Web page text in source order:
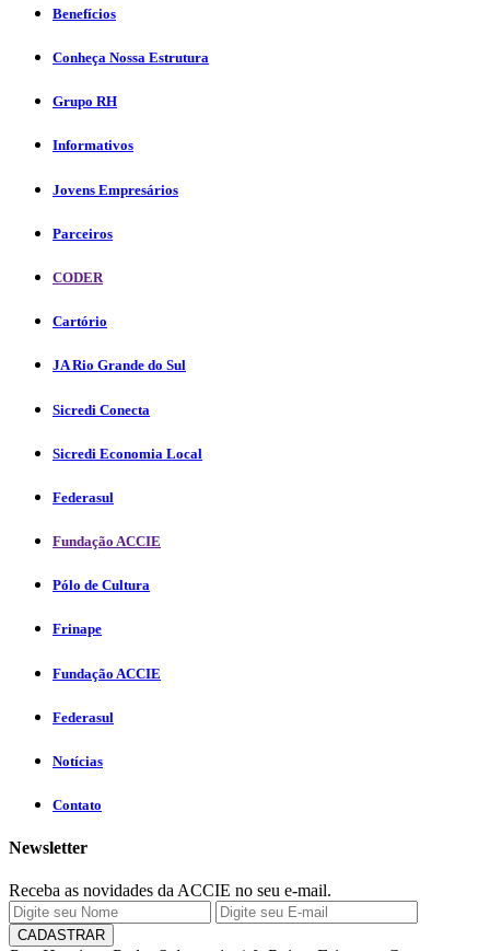
Benefícios
Conheça Nossa Estrutura
Grupo RH
Informativos
Jovens Empresários
Parceiros
CODER
Cartório
JA Rio Grande do Sul
Sicredi Conecta
Sicredi Economia Local
Federasul
Fundação ACCIE
Pólo de Cultura
Frinape
Fundação ACCIE
Federasul
Notícias
Contato
Newsletter
Receba as novidades da ACCIE no seu e-mail.